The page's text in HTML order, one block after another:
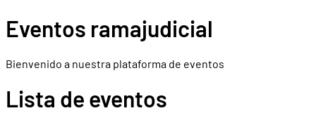
Eventos ramajudicial
Bienvenido a nuestra plataforma de eventos
Lista de eventos